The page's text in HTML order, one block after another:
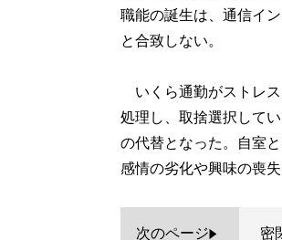
職能の誕生は、通信イ
と合致しない。
いくら通勤がストレス
処理し、取捨選択して
の代替となった。自室
感情の劣化や興味の喪
次のページ 密